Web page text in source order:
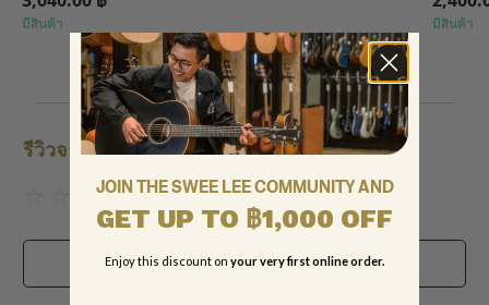
มีสินค้า มีสินค้า
ดูสินค้าแบรนด์นี้
รีวิวจากลูกค้า
ไม่มีรีวิวที่จะแสดง
เป็นคนแรกที่รีวิว!
JOIN THE SWEE LEE COMMUNITY AND
GET UP TO ฿1,000 OFF
Enjoy this discount on your very first online order.